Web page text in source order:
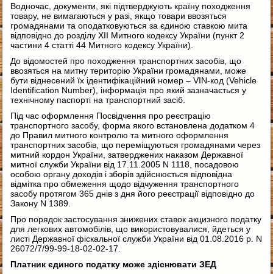
Водночас, документи, які підтверджують країну походження
товару, не вимагаються у разі, якщо товари ввозяться
громадянами та оподатковуються за єдиною ставкою мита
відповідно до розділу XII Митного кодексу України (пункт 2
частини 4 статті 44 Митного кодексу України).
До відомостей про походження транспортних засобів, що
ввозяться на митну територію України громадянами, може
бути віднесений їх ідентифікаційний номер – VIN-код (Vehicle
Identification Number), інформація про який зазначається у
технічному паспорті на транспортний засіб.
Під час оформлення Посвідчення про реєстрацію
транспортного засобу, форма якого встановлена додатком 4
до Правил митного контролю та митного оформлення
транспортних засобів, що переміщуються громадянами через
митний кордон України, затверджених наказом Державної
митної служби України від 17.11.2005 N 1118, посадовою
особою органу доходів і зборів здійснюється відповідна
відмітка про обмеження щодо відчуження транспортного
засобу протягом 365 днів з дня його реєстрації відповідно до
Закону N 1389.
Про порядок застосування знижених ставок акцизного податку
для легкових автомобілів, що використовувалися, йдеться у
листі Державної фіскальної служби України від 01.08.2016 р. N
26072/7/99-99-18-02-02-17.
Платник єдиного податку може здіснюватиЗЕД